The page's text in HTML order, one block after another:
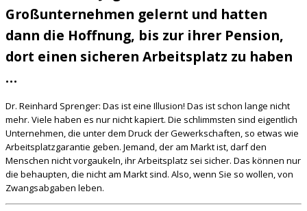
Großunternehmen gelernt und hatten
dann die Hoffnung, bis zur ihrer Pension,
dort einen sicheren Arbeitsplatz zu haben
…
Dr. Reinhard Sprenger: Das ist eine Illusion! Das ist schon lange nicht
mehr. Viele haben es nur nicht kapiert. Die schlimmsten sind eigentlich
Unternehmen, die unter dem Druck der Gewerkschaften, so etwas wie
Arbeitsplatzgarantie geben. Jemand, der am Markt ist, darf den
Menschen nicht vorgaukeln, ihr Arbeitsplatz sei sicher. Das können nur
die behaupten, die nicht am Markt sind. Also, wenn Sie so wollen, von
Zwangsabgaben leben.